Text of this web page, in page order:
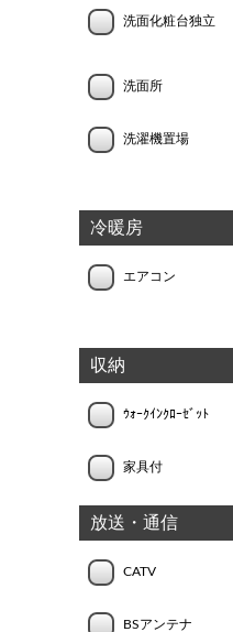
洗面化粧台独立
洗面所
洗濯機置場
冷暖房
エアコン
収納
ｳｫｰｸｲﾝｸﾛｰｾﾞｯﾄ
家具付
放送・通信
CATV
BSアンテナ